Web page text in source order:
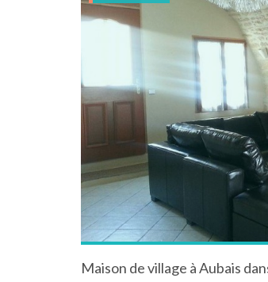
Maison de village à Aubais